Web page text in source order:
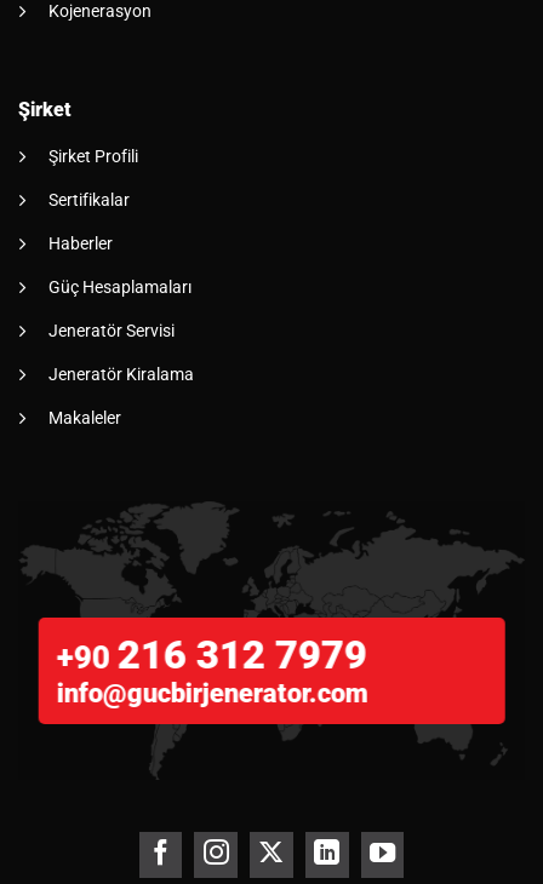
Kojenerasyon
Şirket
Şirket Profili
Sertifikalar
Haberler
Güç Hesaplamaları
Jeneratör Servisi
Jeneratör Kiralama
Makaleler
+90 216 312 7979
info@gucbirjenerator.com